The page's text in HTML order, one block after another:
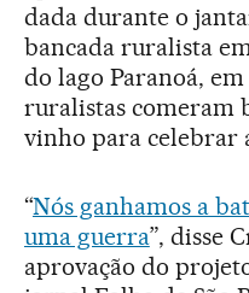
dada durante o
bancada ruralista
do lago Paranoá,
ruralistas comeram
vinho para celebrar
“Nós ganhamos a
uma guerra”, disse
aprovação do